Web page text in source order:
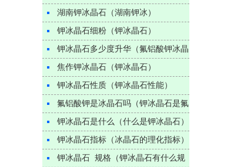
中的作用）
湖南钾冰晶石（湖南钾冰）
钾冰晶石细粉（钾冰晶石）
钾冰晶石多少度升华（氟铝酸钾冰晶
石）焦作钾冰晶石（钾冰晶石）
钾冰晶石性质（钾冰晶石性能）
氟铝酸钾是冰晶石吗（钾冰晶石是氟
铝酸钾么）
钾冰晶石是什么（什么是钾冰晶石）
钾冰晶石指标（冰晶石的理化指标）
钾冰晶石 规格（钾冰晶石有什么规